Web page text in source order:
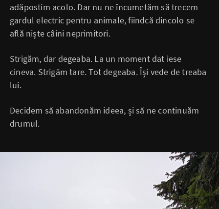
adăpostim acolo. Dar nu ne încumetăm să trecem
gardul electric pentru animale, fiindcă dincolo se
află niște câini neprimitori.
Strigăm, dar degeaba. La un moment dat iese
cineva. Strigăm tare. Tot degeaba. Își vede de treaba
lui.
Decidem să abandonăm ideea, și să ne continuăm
drumul.